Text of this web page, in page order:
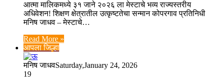
आत्मा मालिकमध्ये ३१ जाने २०२६ ला मेस्टाचे भव्य राज्यस्तरीय
अधिवेशन! शिक्षण क्षेत्रातील उत्कृष्टतेचा सन्मान कोपरगाव प्रतिनिधी
मनिष जाधव – मेस्टाचे…
Read More »
आपला जिल्हा
मनिष जाधवSaturday,January 24, 2026
19